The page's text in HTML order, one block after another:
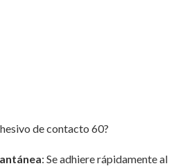
de contacto 60?
: Se adhiere rápidamente al